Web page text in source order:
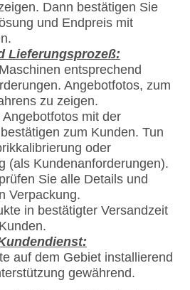
Dann bestätigen Sie
und Endpreis mit
Lieferungsprozeß:
entsprechend
Angebotfotos, zum
zu zeigen.
mit der
zum Kunden. Tun
oder
(als Kundenanforderungen).
Sie alle Details und
Verpackung.
in bestätigter Versandzeit
auf dem Gebiet installierend
gewährend.